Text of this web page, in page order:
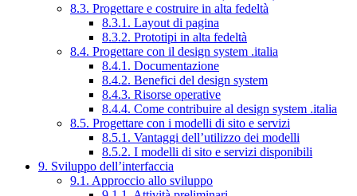
8.3. Progettare e costruire in alta fedeltà
8.3.1. Layout di pagina
8.3.2. Prototipi in alta fedeltà
8.4. Progettare con il design system .italia
8.4.1. Documentazione
8.4.2. Benefici del design system
8.4.3. Risorse operative
8.4.4. Come contribuire al design system .italia
8.5. Progettare con i modelli di sito e servizi
8.5.1. Vantaggi dell’utilizzo dei modelli
8.5.2. I modelli di sito e servizi disponibili
9. Sviluppo dell’interfaccia
9.1. Approccio allo sviluppo